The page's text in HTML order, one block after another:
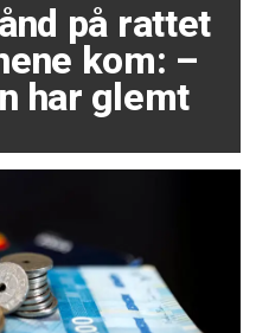
på rattet
kom: –
har glemt